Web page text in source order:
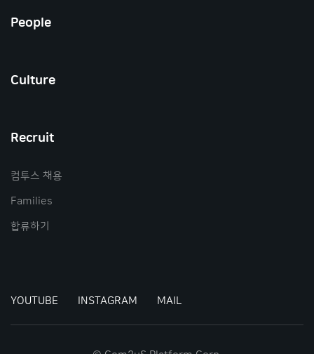
People
Culture
Recruit
컴투스 채용
Families
합류하기
YOUTUBE INSTAGRAM MAIL